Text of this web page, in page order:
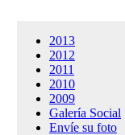
2013
2012
2011
2010
2009
Galería Social
Envíe su foto